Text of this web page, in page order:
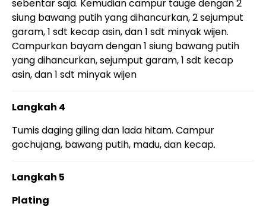
sebentar saja. Kemudian campur tauge dengan 2
siung bawang putih yang dihancurkan, 2 sejumput
garam, 1 sdt kecap asin, dan 1 sdt minyak wijen.
Campurkan bayam dengan 1 siung bawang putih
yang dihancurkan, sejumput garam, 1 sdt kecap
asin, dan 1 sdt minyak wijen
Langkah 4
Tumis daging giling dan lada hitam. Campur
gochujang, bawang putih, madu, dan kecap.
Langkah 5
Plating